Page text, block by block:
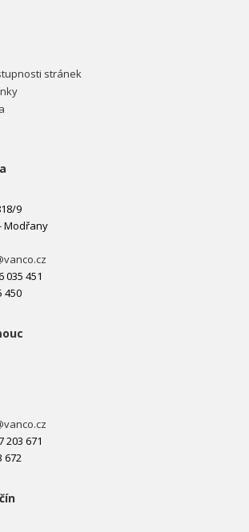
stránek
9
Modřany
035 451
450
203 671
672